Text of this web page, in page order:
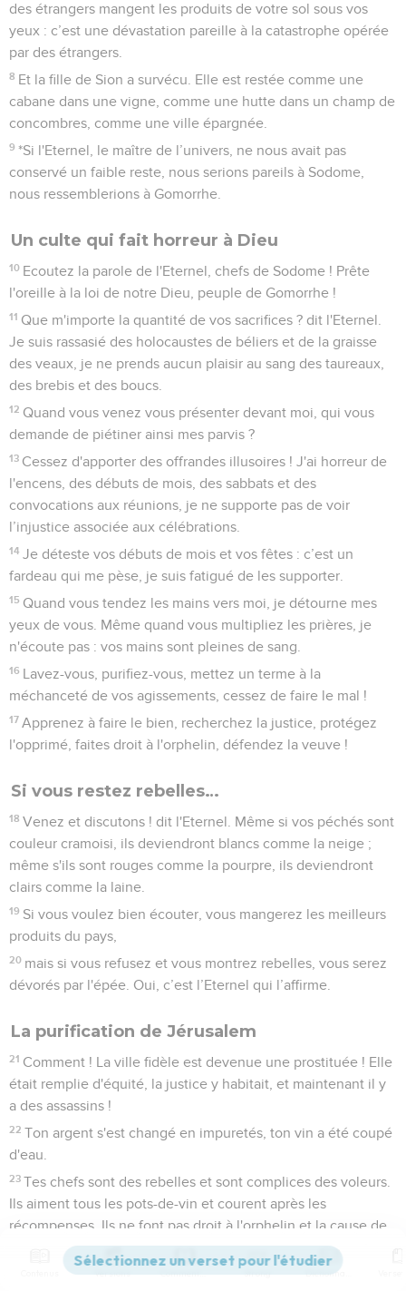
des étrangers mangent les produits de votre sol sous vos
yeux : c’est une dévastation pareille à la catastrophe opérée
par des étrangers.
8 Et la fille de Sion a survécu. Elle est restée comme une
cabane dans une vigne, comme une hutte dans un champ de
concombres, comme une ville épargnée.
9 *Si l'Eternel, le maître de l’univers, ne nous avait pas
conservé un faible reste, nous serions pareils à Sodome,
nous ressemblerions à Gomorrhe.
Un culte qui fait horreur à Dieu
10 Ecoutez la parole de l'Eternel, chefs de Sodome ! Prête
l'oreille à la loi de notre Dieu, peuple de Gomorrhe !
11 Que m'importe la quantité de vos sacrifices ? dit l'Eternel.
Je suis rassasié des holocaustes de béliers et de la graisse
des veaux, je ne prends aucun plaisir au sang des taureaux,
des brebis et des boucs.
12 Quand vous venez vous présenter devant moi, qui vous
demande de piétiner ainsi mes parvis ?
13 Cessez d'apporter des offrandes illusoires ! J'ai horreur de
l'encens, des débuts de mois, des sabbats et des
convocations aux réunions, je ne supporte pas de voir
l’injustice associée aux célébrations.
14 Je déteste vos débuts de mois et vos fêtes : c’est un
fardeau qui me pèse, je suis fatigué de les supporter.
15 Quand vous tendez les mains vers moi, je détourne mes
yeux de vous. Même quand vous multipliez les prières, je
n'écoute pas : vos mains sont pleines de sang.
16 Lavez-vous, purifiez-vous, mettez un terme à la
méchanceté de vos agissements, cessez de faire le mal !
17 Apprenez à faire le bien, recherchez la justice, protégez
l'opprimé, faites droit à l'orphelin, défendez la veuve !
Si vous restez rebelles…
18 Venez et discutons ! dit l'Eternel. Même si vos péchés sont
couleur cramoisi, ils deviendront blancs comme la neige ;
même s'ils sont rouges comme la pourpre, ils deviendront
clairs comme la laine.
19 Si vous voulez bien écouter, vous mangerez les meilleurs
produits du pays,
20 mais si vous refusez et vous montrez rebelles, vous serez
dévorés par l'épée. Oui, c’est l’Eternel qui l’affirme.
La purification de Jérusalem
21 Comment ! La ville fidèle est devenue une prostituée ! Elle
était remplie d'équité, la justice y habitait, et maintenant il y
a des assassins !
22 Ton argent s'est changé en impuretés, ton vin a été coupé
d'eau.
23 Tes chefs sont des rebelles et sont complices des voleurs.
Ils aiment tous les pots-de-vin et courent après les
récompenses. Ils ne font pas droit à l'orphelin et la cause de
la veuve ne les touche pas.
C'est pourquoi, voici ce que déclare le Seigneur, l'Eternel,
Versions Commentaires Strong